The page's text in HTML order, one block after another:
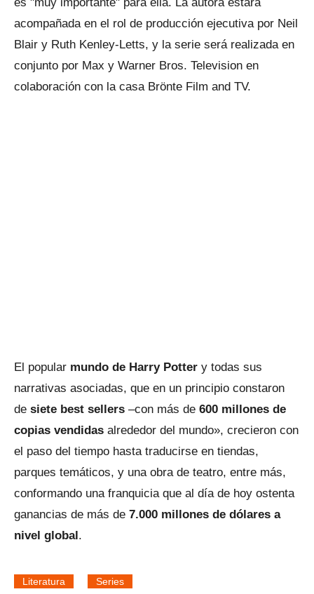
acompañada en el rol de producción ejecutiva por Neil
Blair y Ruth Kenley-Letts, y la serie será realizada en
conjunto por Max y Warner Bros. Television en
colaboración con la casa Brönte Film and TV.
El popular mundo de Harry Potter y todas sus
narrativas asociadas, que en un principio constaron
de siete best sellers –con más de 600 millones de
copias vendidas alrededor del mundo», crecieron con
el paso del tiempo hasta traducirse en tiendas,
parques temáticos, y una obra de teatro, entre más,
conformando una franquicia que al día de hoy ostenta
ganancias de más de 7.000 millones de dólares a
nivel global.
Literatura Series